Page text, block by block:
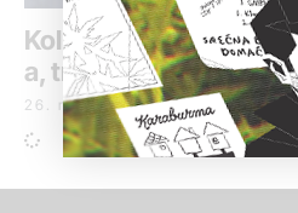
Koluvija podneo
a, traži blizu tri miliona
26. novembar 2021.